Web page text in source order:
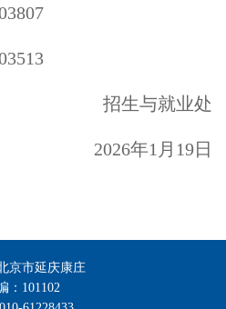
招生与就业处
2026年1月19日
京市延庆康庄
：101102